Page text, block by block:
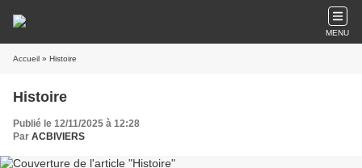
MENU
Accueil » Histoire
Histoire
Publié le 12/11/2025 à 12:28
Par ACBIVIERS